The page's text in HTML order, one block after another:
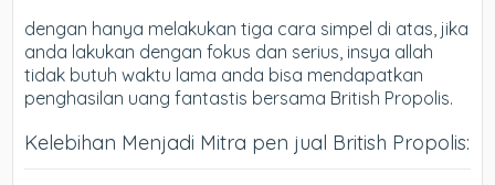
dengan hanya melakukan tiga cara simpel di atas, jika
anda lakukan dengan fokus dan serius, insya allah
tidak butuh waktu lama anda bisa mendapatkan
penghasilan uang fantastis bersama British Propolis.
Kelebihan Menjadi Mitra pen jual British Propolis: